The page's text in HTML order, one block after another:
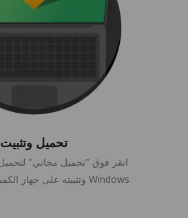
تحميل وتثبيت
Windows وتثبيته على جهاز الكمبيوتر الخاص بك.